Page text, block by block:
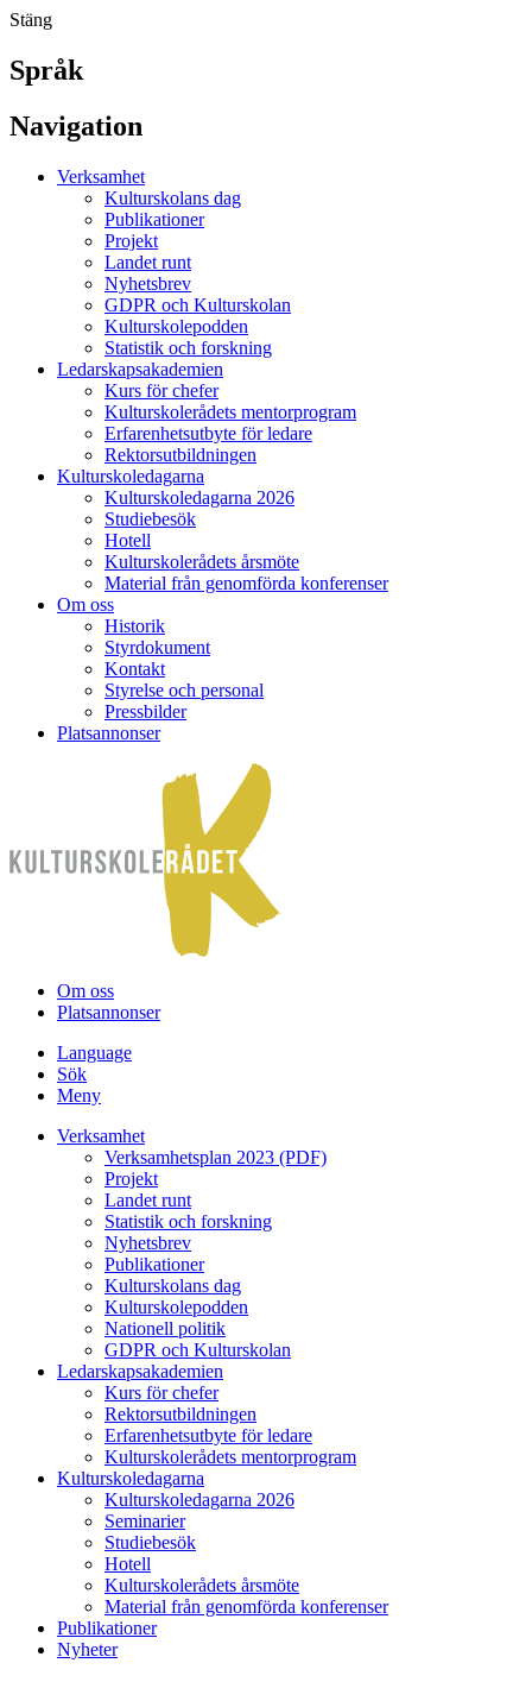
Stäng
Språk
Navigation
Verksamhet
Kulturskolans dag
Publikationer
Projekt
Landet runt
Nyhetsbrev
GDPR och Kulturskolan
Kulturskolepodden
Statistik och forskning
Ledarskapsakademien
Kurs för chefer
Kulturskolerådets mentorprogram
Erfarenhetsutbyte för ledare
Rektorsutbildningen
Kulturskoledagarna
Kulturskoledagarna 2026
Studiebesök
Hotell
Kulturskolerådets årsmöte
Material från genomförda konferenser
Om oss
Historik
Styrdokument
Kontakt
Styrelse och personal
Pressbilder
Platsannonser
Om oss
Platsannonser
Language
Sök
Meny
Verksamhet
Verksamhetsplan 2023 (PDF)
Projekt
Landet runt
Statistik och forskning
Nyhetsbrev
Publikationer
Kulturskolans dag
Kulturskolepodden
Nationell politik
GDPR och Kulturskolan
Ledarskapsakademien
Kurs för chefer
Rektorsutbildningen
Erfarenhetsutbyte för ledare
Kulturskolerådets mentorprogram
Kulturskoledagarna
Kulturskoledagarna 2026
Seminarier
Studiebesök
Hotell
Kulturskolerådets årsmöte
Material från genomförda konferenser
Publikationer
Nyheter